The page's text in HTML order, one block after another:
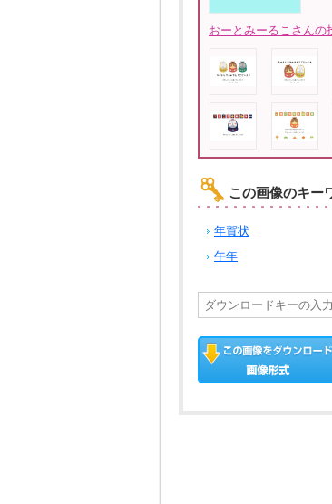
おーとみーるこさんの
この画像のキー
年賀状
午年